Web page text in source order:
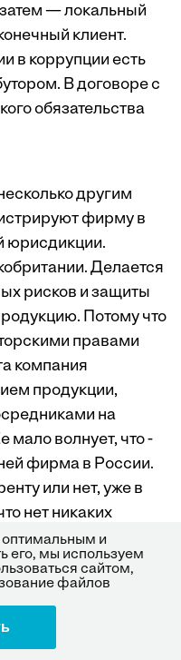
— локальный
клиент.
в коррупции есть
В договоре с
обязательства
другим
фирму в
юрисдикции.
Делается
рисков и защиты
Потому что
правами
компания
продукции,
на
мало волнует, что
фирма в России.
или нет, уже в
нет никаких
коррупции.
Игорю
компаний
в США
в
оптимальным и
его, мы используем
сайтом,
файлов